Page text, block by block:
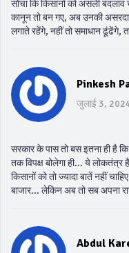
सोचा कि किसानों को असली
कानून तो बन गए, अब उनकी
लगाते रहेंगे, नहीं तो समाधान ढूंढेंगे,
Pinkesh
जुलाई 3,
सरकार के पास तो बस इतना ही है
तक विपक्ष बोलेगा ही... ये लोकतंत्र
किसानों को तो ज्यादा बातें नहीं
बाजार... लेकिन अब तो सब अपना
Abdul